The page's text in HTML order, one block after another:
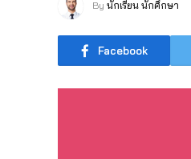
By นักเรียน นักศึกษา
Facebook